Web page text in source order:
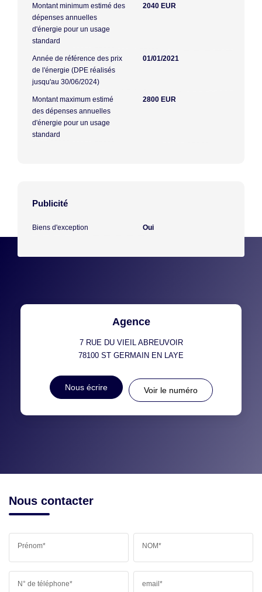
Montant minimum estimé des
dépenses annuelles
d'énergie pour un usage
standard
2040 EUR
Année de référence des prix
de l'énergie (DPE réalisés
jusqu'au 30/06/2024)
01/01/2021
Montant maximum estimé
des dépenses annuelles
d'énergie pour un usage
standard
2800 EUR
Publicité
Biens d'exception Oui
Agence
7 RUE DU VIEIL ABREUVOIR
78100 ST GERMAIN EN LAYE
Nous écrire Voir le numéro
Nous contacter
Prénom* NOM*
N° de téléphone* email*